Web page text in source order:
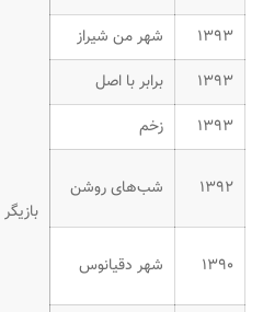
بازیگر
۱۳۹۳
شهر من شیراز
۱۳۹۳
برابر با اصل
۱۳۹۳
زخم
۱۳۹۲ شب‌های روشن
۱۳۹۰ شهر دقیانوس